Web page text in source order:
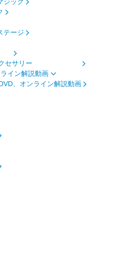
テージ
ク
、アクセサリー
イン解説動画
、オンライン解説動画